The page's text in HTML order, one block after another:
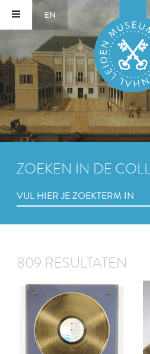
EN
ZOEKEN IN DE
809 RESULTATEN